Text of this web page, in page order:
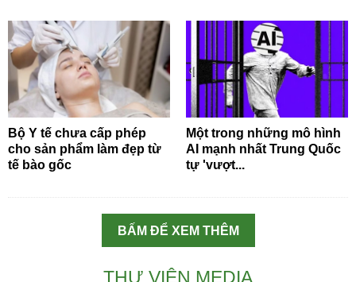
Bộ Y tế chưa cấp phép
cho sản phẩm làm đẹp từ
tế bào gốc
Một trong những mô hình
AI mạnh nhất Trung Quốc
tự 'vượt...
BẤM ĐỂ XEM THÊM
THƯ VIỆN MEDIA